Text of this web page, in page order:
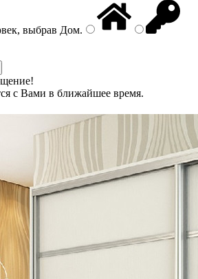
выбрав Дом.
с Вами в ближайшее время.